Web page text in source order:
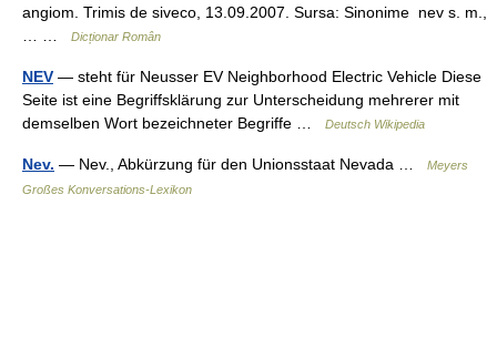
angiom. Trimis de siveco, 13.09.2007. Sursa: Sinonime nev s. m.,
Dicționar Român
NEV — steht für Neusser EV Neighborhood Electric Vehicle Diese
Seite ist eine Begriffsklärung zur Unterscheidung mehrerer mit
demselben Wort bezeichneter Begriffe …
Deutsch Wikipedia
Nev. — Nev., Abkürzung für den Unionsstaat Nevada …
Meyers
Großes Konversations-Lexikon